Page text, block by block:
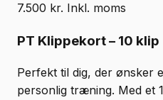
7.500 kr. Inkl. moms
PT Klippekort – 10 klip
Perfekt til dig, der ønsker
personlig træning. Med et